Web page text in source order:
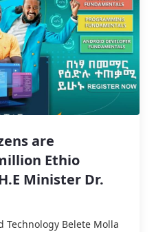
are
Ethio
Minister Dr.
Belete Molla